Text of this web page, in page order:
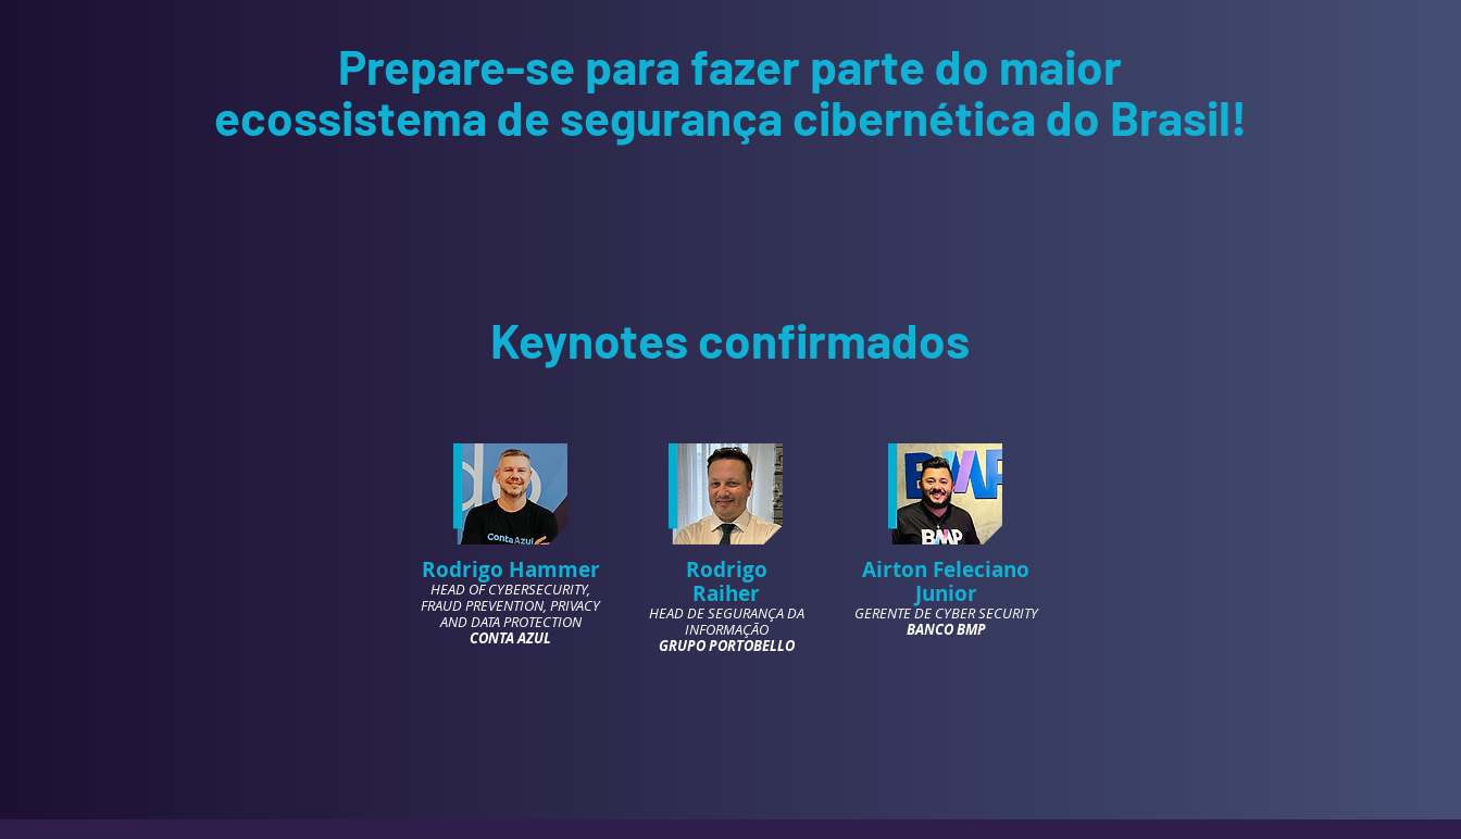
Prepare-se para fazer parte do maior
ecossistema de segurança cibernética do Brasil!
Keynotes confirmados
Rodrigo Hammer
HEAD OF CYBERSECURITY,
FRAUD PREVENTION, PRIVACY
AND DATA PROTECTION
CONTA AZUL
Rodrigo
Raiher
HEAD DE SEGURANÇA DA
INFORMAÇÃO
GRUPO PORTOBELLO
Airton Feleciano
Junior
GERENTE DE CYBER SECURITY
BANCO BMP